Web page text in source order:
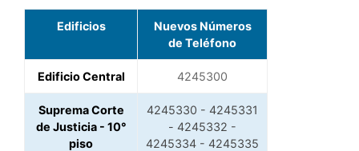
Edificios
Nuevos Números
de Teléfono
Edificio Central 4245300
Suprema Corte
de Justicia - 10°
piso
4245330 - 4245331
- 4245332 -
4245334 - 4245335